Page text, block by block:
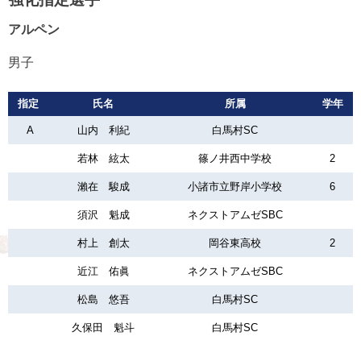
アルペン
男子
指定 氏名 所属 学年
A 山内 利紀 白馬村SC
若林 絃太 篠ノ井西中学校 2
瀨在 駿成 小諸市立野岸小学校 6
須沢 魁成 ネクストアムゼSBC
村上 創太 岡谷東高校 2
近江 佑眞 ネクストアムゼSBC
松島 悠吾 白馬村SC
久保田 魁斗 白馬村SC